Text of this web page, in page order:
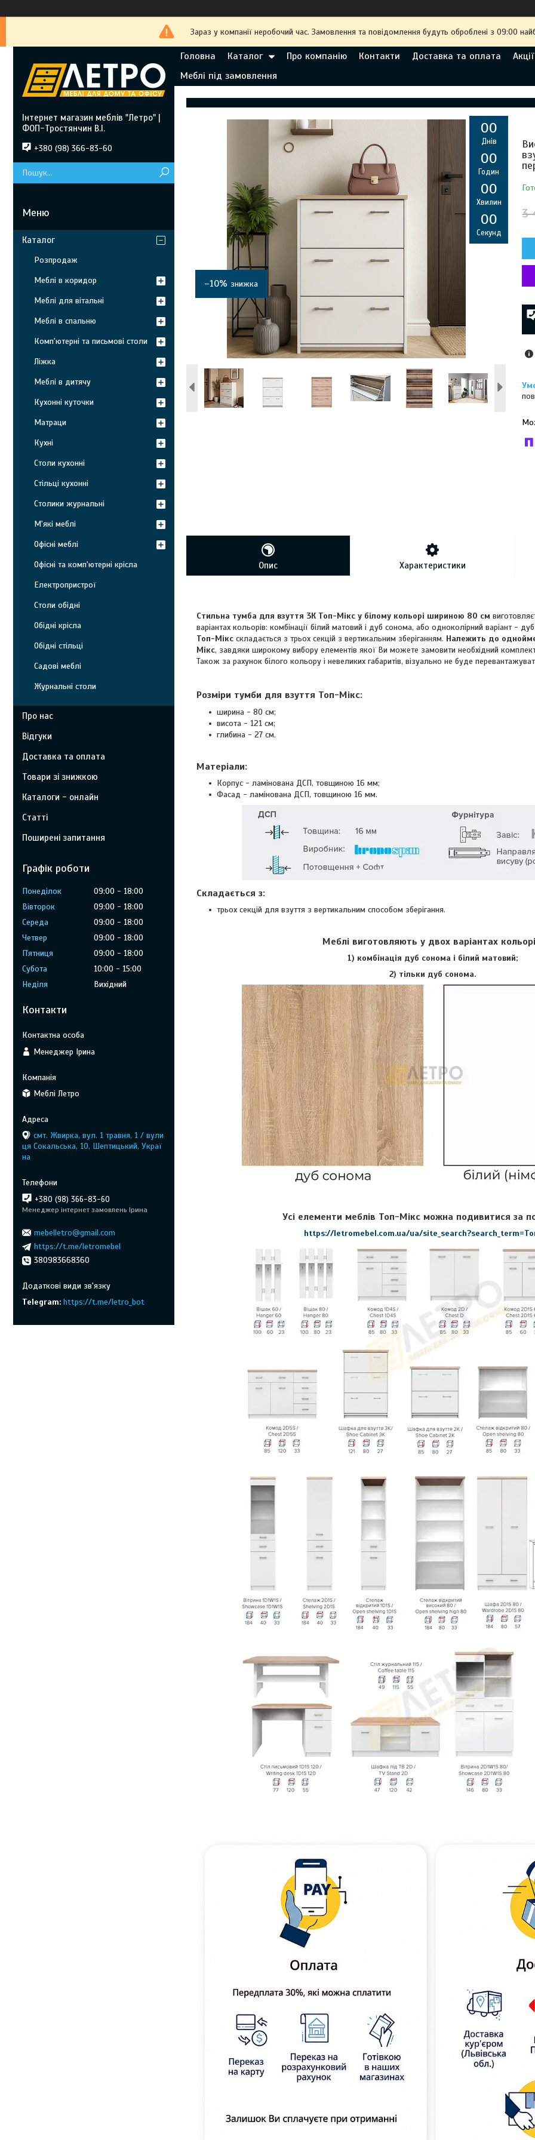
Зараз у компанії неробочий час. Замовлення та повідомлення будуть оброблені з 09:00
Головна Каталог Про компанію Контакти Доставка та оплата
Акції
Меблі під замовлення
00
Днів
00
Годин
00
Хвилин
00
Секунд
–10%
3
Опис Характеристики
Стильна тумба для взуття 3К Топ-Мікс у білому кольорі шириною 80 см
варіантах кольорів: комбінації білий матовий і дуб сонома, або одноколірний варіант -
Топ-Мікс складається з трьох секцій з вертикальним зберіганням. Належить до
Мікс, завдяки широкому вибору елементів якої Ви можете замовити необхідний
Також за рахунок білого кольору і невеликих габаритів, візуально не буде
Розміри тумби для взуття Топ-Мікс:
ширина - 80 см;
висота - 121 см;
глибина - 27 см.
Матеріали:
Корпус - ламінована ДСП, товщиною 16 мм;
Фасад - ламінована ДСП, товщиною 16 мм.
Складається з:
трьох секцій для взуття з вертикальним способом зберігання.
Меблі виготовляють у двох варіантах
1) комбінація дуб сонома і білий матовий;
2) тільки дуб сонома.
Усі елементи меблів Топ-Мікс можна подивитися за
https://letromebel.com.ua/ua/
Інтернет магазин меблів "Летро" |
ФОП-Тростянчин В.І.
+380 (98) 366-83-60
Каталог
Розпродаж
Меблі в коридор
Меблі для вітальні
Меблі в спальню
Комп'ютерні та письмові столи
Ліжка
Меблі в дитячу
Кухонні куточки
Матраци
Кухні
Столи кухонні
Стільці кухонні
Столики журнальні
М'які меблі
Офісні меблі
Офісні та комп'ютерні крісла
Електропристрої
Столи обідні
Обідні крісла
Обідні стільці
Садові меблі
Журнальні столи
Про нас
Відгуки
Доставка та оплата
Товари зі знижкою
Каталоги - онлайн
Статті
Поширені запитання
Графік роботи
Понеділок 09:00
18:00
Вівторок
09:00
18:00
Середа
09:00
18:00
Четвер
09:00
18:00
Пʼятниця
09:00
18:00
Субота
10:00
15:00
Неділя
Вихідний
Контакти
Менеджер Ірина
Меблі Летро
смт. Жвирка, вул. 1 травня, 1 / вули
ця Сокальська, 10, Шептицький, Украї
на
+380 (98) 366-83-60
Менеджер інтернет замовлень Ірина
mebelletro@gmail.com
https://t.me/letromebel
380983668360
Telegram https://t.me/letro_bot